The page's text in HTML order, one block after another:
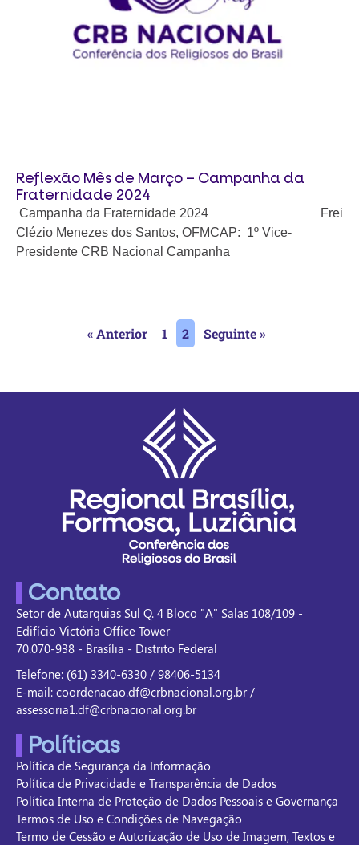
Reflexão Mês de Março – Campanha da
Fraternidade 2024
Campanha da Fraternidade 2024 Frei
Clézio Menezes dos Santos, OFMCAP: 1º Vice-
Presidente CRB Nacional Campanha
« Anterior 1 2 Seguinte »
Contato
Setor de Autarquias Sul Q. 4 Bloco "A" Salas 108/109 -
Edifício Victória Office Tower
70.070-938 - Brasília - Distrito Federal
Telefone: (61) 3340-6330 / 98406-5134
E-mail: coordenacao.df@crbnacional.org.br /
assessoria1.df@crbnacional.org.br
Políticas
Política de Segurança da Informação
Política de Privacidade e Transparência de Dados
Política Interna de Proteção de Dados Pessoais e Governança
Termos de Uso e Condições de Navegação
Termo de Cessão e Autorização de Uso de Imagem, Textos e